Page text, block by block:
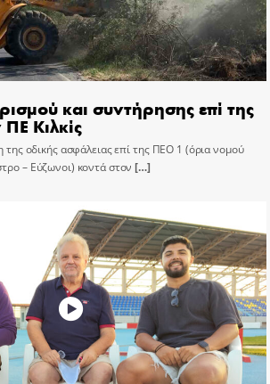
και συντήρησης επί της
Κιλκίς
της οδικής ασφάλειας επί της ΠΕΟ 1 (όρια νομού
– Εύζωνοι) κοντά στον […]